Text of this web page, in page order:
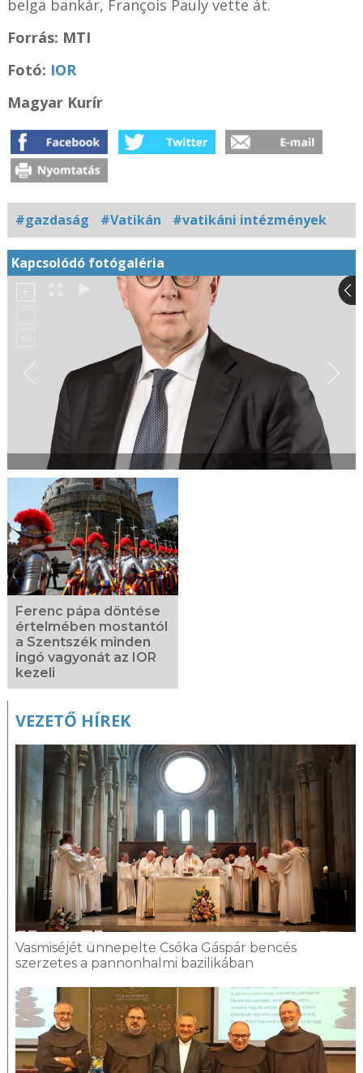
belga bankár, François Pauly vette át.
Forrás: MTI
Fotó: IOR
Magyar Kurír
#gazdaság #Vatikán #vatikáni intézmények
Kapcsolódó fotógaléria
Ferenc pápa döntése
értelmében mostantól
a Szentszék minden
ingó vagyonát az IOR
kezeli
VEZETŐ HÍREK
Vasmiséjét ünnepelte Csóka Gáspár bencés
szerzetes a pannonhalmi bazilikában